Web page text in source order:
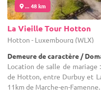
... 48 km
La Vieille Tour Hotton
Hotton - Luxembourg (WLX)
Demeure de caractère /
Location de salle de
de Hotton, entre Durbuy et
11km de Marche-en-Famenne.